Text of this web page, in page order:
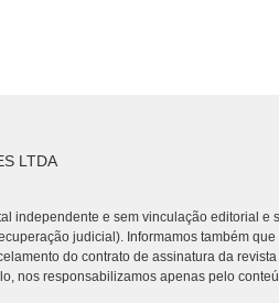
LTDA
independente e sem vinculação editorial e
judicial). Informamos também
do contrato de assinatura da
nos responsabilizamos apenas pelo